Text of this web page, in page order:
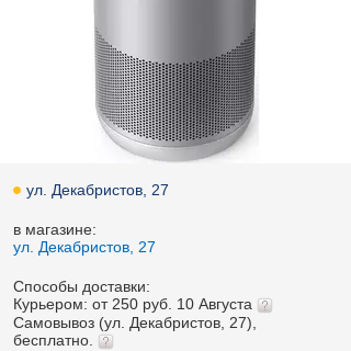
ул. Декабристов, 27
в магазине:
ул. Декабристов, 27
Способы доставки:
Курьером: от 250 руб. 10 Августа
Самовывоз (ул. Декабристов, 27),
бесплатно.